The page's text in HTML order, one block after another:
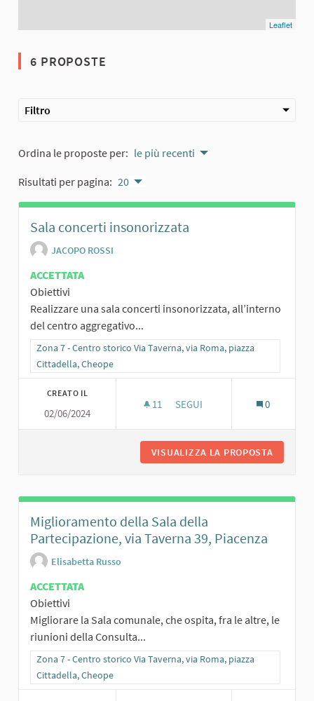
Leaflet
6 PROPOSTE
Filtro
Ordina le proposte per: le più recenti
Risultati per pagina: 20
Sala concerti insonorizzata
JACOPO ROSSI
ACCETTATA
Obiettivi
Realizzare una sala concerti insonorizzata, all’interno
del centro aggregativo...
Filtra i risultati per categoria: Zona 7 - Centro storico Via Taverna,
Zona 7 - Centro storico Via Taverna, via Roma, piazza
Cittadella, Cheope
CREATO IL
02/06/2024
11 11 SOSTENITORI
SEGUI 0
VISUALIZZA LA PROPOSTA
Miglioramento della Sala della
Partecipazione, via Taverna 39, Piacenza
Elisabetta Russo
ACCETTATA
Obiettivi
Migliorare la Sala comunale, che ospita, fra le altre, le
riunioni della Consulta...
Filtra i risultati per categoria: Zona 7 - Centro storico Via Taverna,
Zona 7 - Centro storico Via Taverna, via Roma, piazza
Cittadella, Cheope